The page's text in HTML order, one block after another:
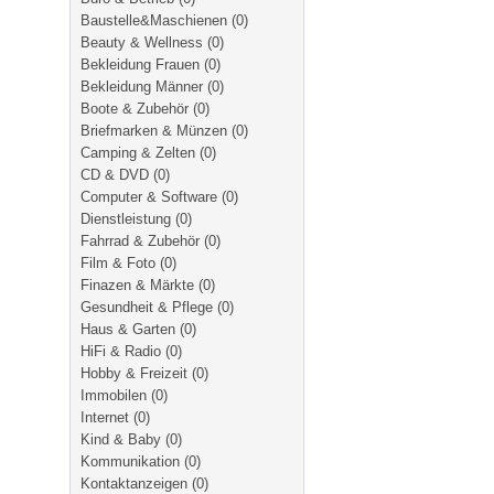
Baustelle&Maschienen (0)
Beauty & Wellness (0)
Bekleidung Frauen (0)
Bekleidung Männer (0)
Boote & Zubehör (0)
Briefmarken & Münzen (0)
Camping & Zelten (0)
CD & DVD (0)
Computer & Software (0)
Dienstleistung (0)
Fahrrad & Zubehör (0)
Film & Foto (0)
Finazen & Märkte (0)
Gesundheit & Pflege (0)
Haus & Garten (0)
HiFi & Radio (0)
Hobby & Freizeit (0)
Immobilen (0)
Internet (0)
Kind & Baby (0)
Kommunikation (0)
Kontaktanzeigen (0)